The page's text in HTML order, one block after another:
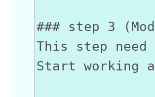
### step 3
This step need
Start working